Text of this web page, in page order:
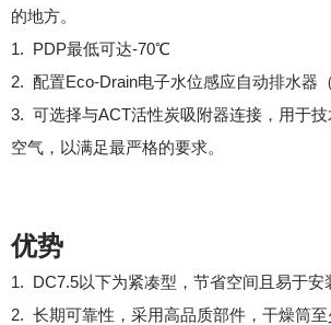
的地方。
1. PDP最低可达-70℃
2. 配置Eco-Drain电子水位感应自动排水器
3. 可选择与ACT活性炭吸附器连接，用于
空气，以满足最严格的要求。
优势
1. DC7.5以下为紧凑型，节省空间且易于安
2. 长期可靠性，采用高品质部件，干燥筒至